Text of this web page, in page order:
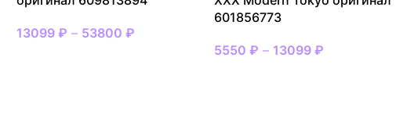
13099₽ – 53800₽
601856773
5550 ₽ – 13099 ₽